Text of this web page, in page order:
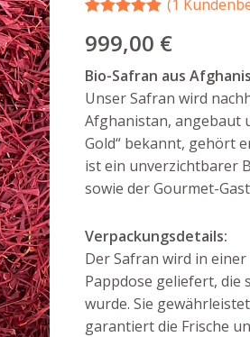
5.00von 5,
basierend
auf
Kundenbewertung
(1
999,00 €
Bio-Safran aus
Unser Safran wird
Afghanistan, angebaut
Gold“ bekannt, gehört
ist ein unverzichtbarer
sowie der Gourmet-
Verpackungsdetails:
Der Safran wird in
Pappdose geliefert, die
wurde. Sie
garantiert die Frische